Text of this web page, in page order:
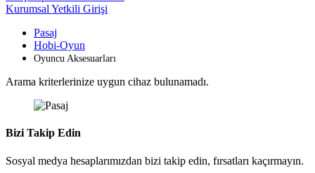
Kurumsal Yetkili Girişi
Pasaj
Hobi-Oyun
Oyuncu Aksesuarları
Arama kriterlerinize uygun cihaz bulunamadı.
Bizi Takip Edin
Sosyal medya hesaplarımızdan bizi takip edin, fırsatları kaçırmayın.